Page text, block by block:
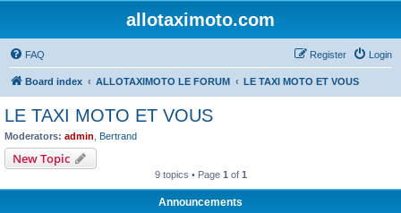
allotaximoto.com
FAQ Login
Register
Board index ALLOTAXIMOTO LE FORUM LE TAXI MOTO ET VOUS
LE TAXI MOTO ET VOUS
Moderators: admin Bertrand
New Topic
9 topics • Page 1 of 1
Announcements